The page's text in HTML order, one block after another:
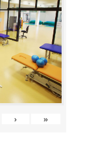
› »